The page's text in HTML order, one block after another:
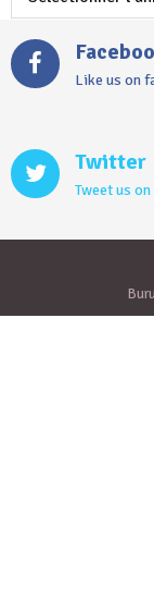
Like us on
Twitter
Tweet us